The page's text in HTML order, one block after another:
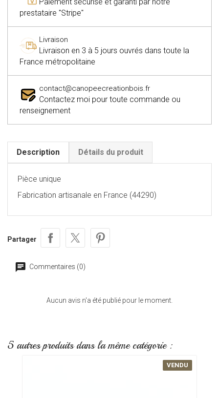
prestataire "Stripe"
Livraison
Livraison en 3 à 5 jours ouvrés dans toute la
France métropolitaine
contact@canopeecreationbois.fr
Contactez moi pour toute commande ou
renseignement
Description Détails du produit
Pièce unique
Fabrication artisanale en France (44290)
Partager
Commentaires (0)
Aucun avis n'a été publié pour le moment.
5 autres produits dans la même catégorie :
VENDU